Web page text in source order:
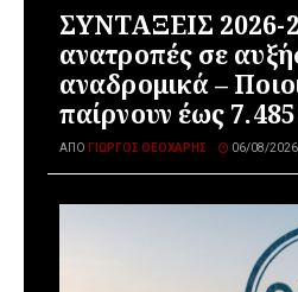
ΣΥΝΤΑΞΕΙΣ 2026-
ανατροπές σε
αναδρομικά –
παίρνουν έως
ΑΠΌ ΓΙΏΡΓΟΣ ΘΕΟΧΆΡΗΣ 06/08/2026